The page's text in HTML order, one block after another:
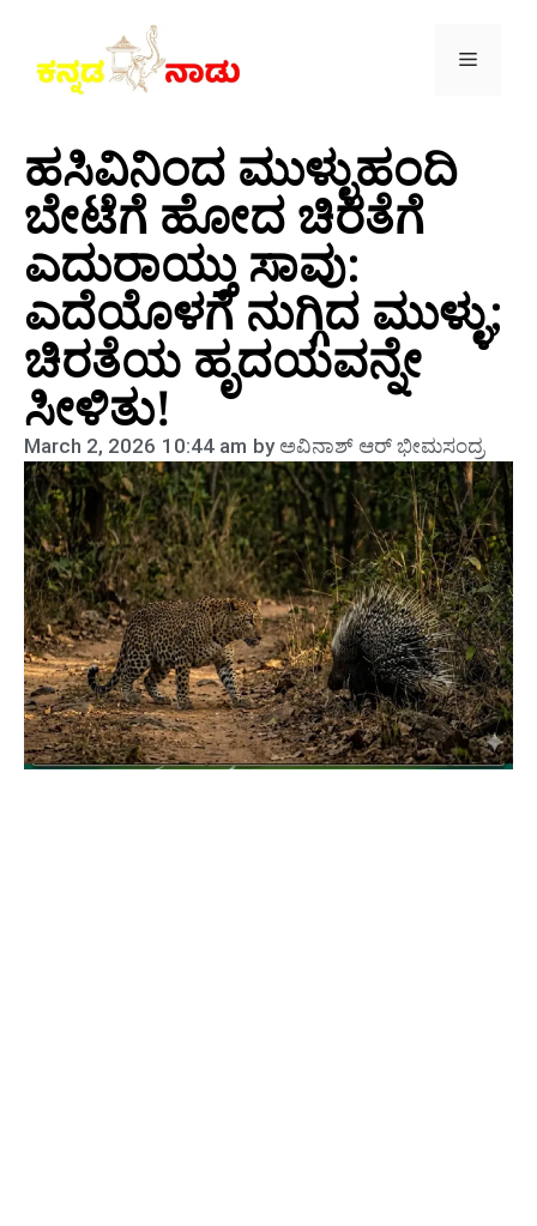
ಹಸಿವಿನಿಂದ ಮುಳ್ಳುಹಂದಿ
ಬೇಟೆಗೆ ಹೋದ ಚಿರತೆಗೆ
ಎದುರಾಯ್ತು ಸಾವು:
ಎದೆಯೊಳಗೆ ನುಗ್ಗಿದ ಮುಳ್ಳು;
ಚಿರತೆಯ ಹೃದಯವನ್ನೇ
ಸೀಳಿತು!
March 2, 2026 10:44 am byಅವಿನಾಶ್‌ ಆರ್‌ ಭೀಮಸಂದ್ರ